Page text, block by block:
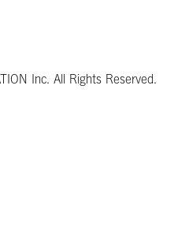
Inc. All Rights Reserved.